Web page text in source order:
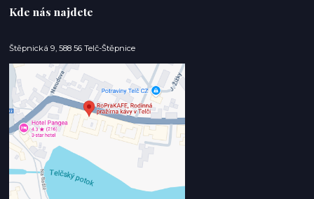
Kde nás najdete
Štěpnická 9, 588 56 Telč-Štěpnice